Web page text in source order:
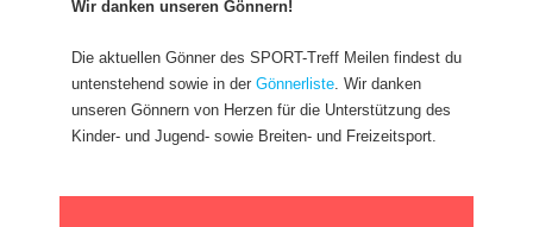
Wir danken unseren Gönnern!
Die aktuellen Gönner des SPORT-Treff Meilen findest du
untenstehend sowie in der Gönnerliste. Wir danken
unseren Gönnern von Herzen für die Unterstützung des
Kinder- und Jugend- sowie Breiten- und Freizeitsport.